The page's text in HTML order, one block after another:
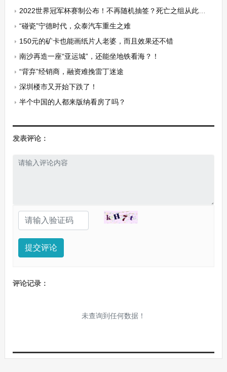
2022世界冠军杯赛制公布！不再随机抽签？死亡之组从此成为历史
“碰瓷”宁德时代，众泰汽车重生之难
150元的矿卡也能画纸片人老婆，而且效果还不错
南沙再造一座“亚运城”，还能坐地铁看海？！
“背弃”经销商，融资难挽雷丁迷途
深圳楼市又开始下跌了！
半个中国的人都来版纳看房了吗？
发表评论：
提交评论
评论记录：
未查询到任何数据！